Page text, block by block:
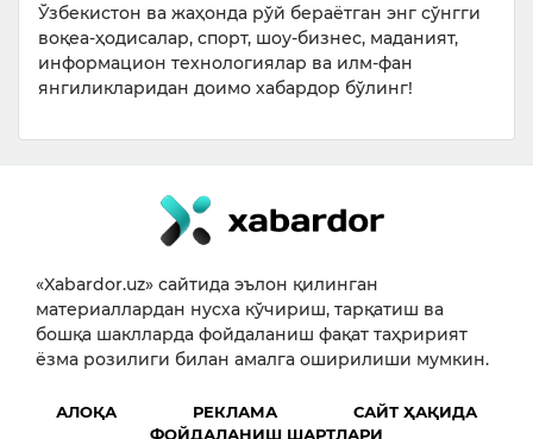
Ўзбекистон ва жаҳонда рўй бераётган энг сўнгги
воқеа-ҳодисалар, спорт, шоу-бизнес, маданият,
информацион технологиялар ва илм-фан
янгиликларидан доимо хабардор бўлинг!
«Xabardor.uz» сайтида эълон қилинган
материаллардан нусха кўчириш, тарқатиш ва
бошқа шаклларда фойдаланиш фақат таҳририят
ёзма розилиги билан амалга оширилиши мумкин.
АЛОҚА РЕКЛАМА
САЙТ ҲАҚИДА
ФОЙДАЛАНИШ ШАРТЛАРИ